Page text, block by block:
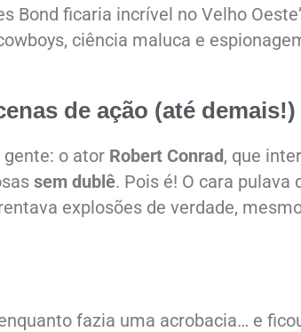
Bond ficaria incrível no Velho
ciência maluca e
de ação (até demais!)
o ator Robert Conrad, que
sem dublê. Pois é! O cara pulava
explosões de verdade,
fazia uma acrobacia… e